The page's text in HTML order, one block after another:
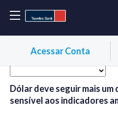
Acessar Conta
Dólar deve seguir mais um
sensível aos indicadores